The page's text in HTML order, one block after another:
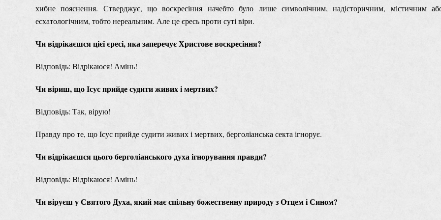
хибне пояснення. Стверджує, що воскресіння начебто було лише символічним, надісторичним, містичним
есхатологічним, тобто нереальним. Але це єресь проти суті віри.
Чи відрікаєшся цієї єресі, яка заперечує Христове воскресіння?
Відповідь: Відрікаюся! Амінь!
Чи віриш, що Ісус прийде судити живих і мертвих?
Відповідь: Так, вірую!
Правду про те, що Ісус прийде судити живих і мертвих, берголіанська секта ігнорує.
Чи відрікаєшся цього берголіанського духа ігнорування правди?
Відповідь: Відрікаюся! Амінь!
Чи віруєш у Святого Духа, який має спільну божественну природу з Отцем і Сином?